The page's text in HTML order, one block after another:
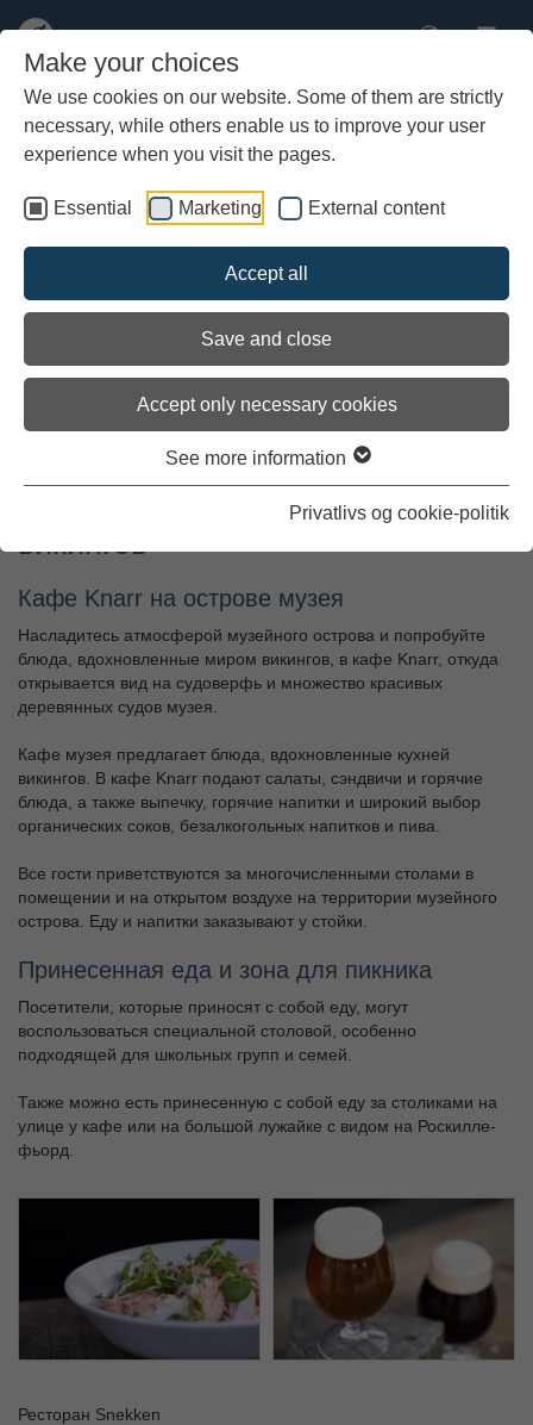
Make your choices
We use cookies on our website. Some of them are strictly
necessary, while others enable us to improve your user
experience when you visit the pages.
Essential Marketing External content
Accept all
Save and close
Accept only necessary cookies
See more information
Privatlivs og cookie-politik
Перейти
содержимому
Еда и напитки в Музее кораблей
викингов
Кафе Knarr на острове музея
Насладитесь атмосферой музейного острова и попробуйте
блюда, вдохновленные миром викингов, в кафе Knarr, откуда
открывается вид на судоверфь и множество красивых
деревянных судов музея.
Кафе музея предлагает блюда, вдохновленные кухней
викингов. В кафе Knarr подают салаты, сэндвичи и горячие
блюда, а также выпечку, горячие напитки и широкий выбор
органических соков, безалкогольных напитков и пива.
Все гости приветствуются за многочисленными столами в
помещении и на открытом воздухе на территории музейного
острова. Еду и напитки заказывают у стойки.
Принесенная еда и зона для пикника
Посетители, которые приносят с собой еду, могут
воспользоваться специальной столовой, особенно
подходящей для школьных групп и семей.
Также можно есть принесенную с собой еду за столиками на
улице у кафе или на большой лужайке с видом на Роскилле-
фьорд.
Ресторан Snekken